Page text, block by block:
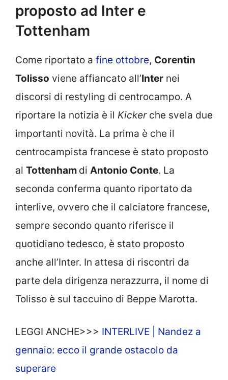
proposto ad Inter e
Tottenham
Come riportato a fine ottobre, Corentin
Tolisso viene affiancato all’Inter nei
discorsi di restyling di centrocampo. A
riportare la notizia è il Kickerche svela due
importanti novità. La prima è che il
centrocampista francese è stato proposto
al Tottenham di Antonio Conte. La
seconda conferma quanto riportato da
interlive, ovvero che il calciatore francese,
sempre secondo quanto riferisce il
quotidiano tedesco, è stato proposto
anche all’Inter. In attesa di riscontri da
parte dela dirigenza nerazzurra, il nome di
Tolisso è sul taccuino di Beppe Marotta.
LEGGI ANCHE>>> INTERLIVE | Nandez a
gennaio: ecco il grande ostacolo da
superare